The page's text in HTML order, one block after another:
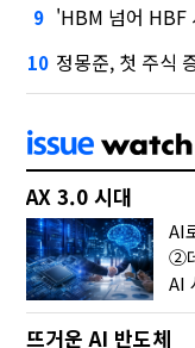
9 'HBM 넘어 HBF 시
10 정몽준, 첫 주식
AX 3.0 시대
②
뜨거운 AI 반도체